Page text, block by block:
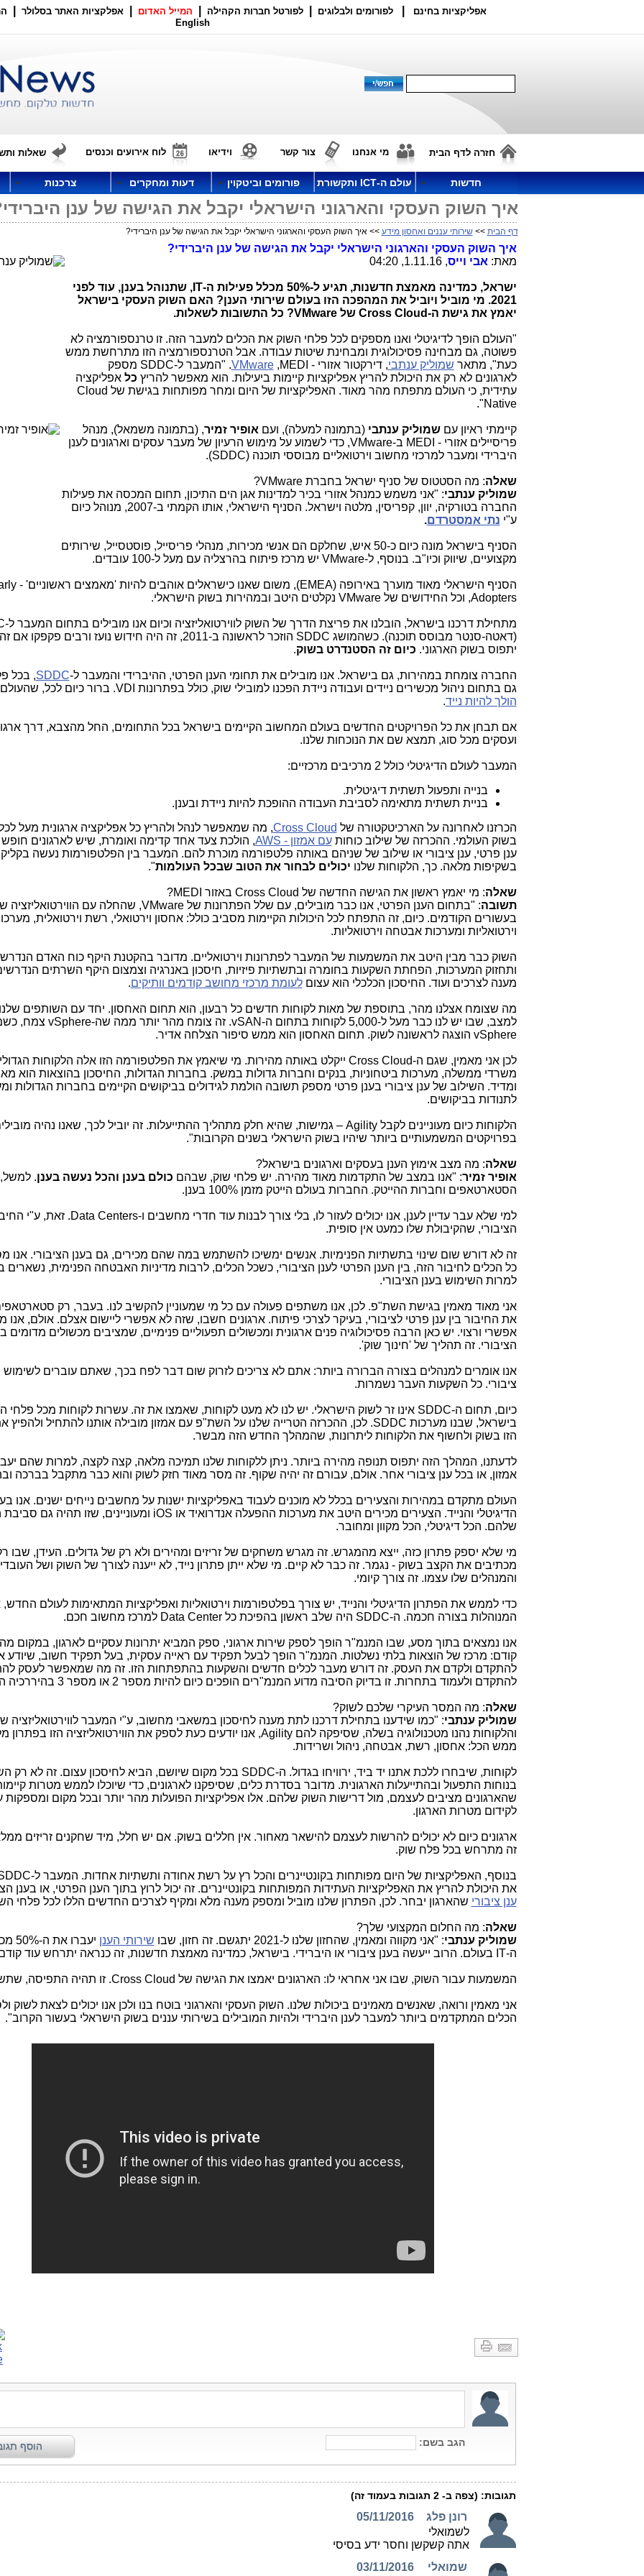
אפליקציות בחינם לפורומים ולבלוגים לפורטל חברות הקהילה המייל האדום אפלקציות האתר בסלולר
English
חזרה לדף הבית מי אנחנו צור קשר וידיאו לוח אירועים וכנסים שאלות
חדשות עולם ה-ICT ותקשורת פורומים וביטקוין דעות ומחקרים צרכנות
איך השוק העסקי והארגוני הישראלי יקבל את הגישה של ענן
דף הבית >>שירותי עננים ואחסון מידע >> איך השוק העסקי והארגוני הישראלי יקבל את הגישה של ענן היברידי?
איך השוק העסקי והארגוני הישראלי יקבל את הגישה של ענן היברידי?
מאת: אבי וייס, 1.11.16, 04:20
ישראל, כמדינה מאמצת חדשנות, תגיע ל-50% מכלל פעילות ה- IT
,שתנוהל בענן, עוד לפני
2021. מי מוביל ויוביל את המהפכה הזו בעולם שירותי הענן? האם השוק העסקי בישראל
יאמץ את גישת ה-Cross Cloud שלVMware? כל התשובות לשאלות.
"העולם הופך לדיגיטלי ואנו מספקים לכל פלחי השוק את הכלים למעבר הזה. זו טרנספורמציה לא
פשוטה, גם מבחינה פסיכולוגית ומבחינת שיטות עבודה. אבל הטרנספורמציה הזו מתרחשת ממש
כעת", מתאר שמוליק ענתבי, דירקטור אזורי - MEDI
,
VMware. "המעבר ל-SDDC מספק
לארגונים לא רק את היכולת להריץ אפליקציות קיימות ביעילות. הוא מאפשר להריץ כל אפליקציה
עתידית, כי העולם מתפתח מהר מאוד. האפליקציות של היום ומחר מפותחות בגישת של Cloud
Native
".
קיימתי ראיון עםשמוליק ענתבי (בתמונה למעלה), ועם אופיר זמיר, (בתמונה משמאל), מנהל
פריסיילים אזורי - MEDI ב-VMware, כדי לשמוע על מימוש הרעיון של מעבר עסקים וארגונים לענן
היברידי ומעבר למרכזי מחשוב וירטואליים מבוססי תוכנה (SDDC
).
שאלה: מה הסטטוס של סניף ישראל בחברתVMware
?
שמוליק ענתבי: "אני משמש כמנהל אזורי בכיר למדינות אגן הים התיכון, תחום המכסה את פעילות
החברה בטורקיה, יוון, קפריסין, מלטה וישראל.
הסניף הישראלי, אותו הקמתי ב-2007, מנוהל כיום
ע"י נתי אמסטרדם.
הסניף בישראל מונה כיום כ-50 איש, שחלקם הם אנשי מכירות, מנהלי פריסייל, פוסטסייל, שירותים
מקצועיים, שיווק וכיו"ב. בנוסף, ל-VMware יש מרכז פיתוח בהרצליה עם מעל ל-100 עובדים.
הסניף הישראלי מאוד מוערך באירופה (EMEA), משום שאנו כישראלים אוהבים להיות 'מאמצים ראשוניים' -
Adopters, וכל החידושים שלVMware נקלטים היטב ובמהירות בשוק הישראלי.
מתחילת דרכנו בישראל, הובלנו את פריצת הדרך של השוק לווירטואליזציה וכיום אנו מובילים בתחום המעבר ל-
(דאטה-סנטר מבוסס תוכנה). כשהמושג SDDC
הוזכר לראשונה ב-2011, זה היה חידוש נועז ורבים פקפקו
יתפוס בשוק הארגוני. כיום זה הסטנדרט בשוק.
החברה צומחת במהירות, גם בישראל. אנו מובילים את תחומי הענן הפרטי, ההיברידי והמעבר ל-SDDC, בכל
גם בתחום ניהול מכשירים ניידים ועבודה ניידת הפכנו למובילי שוק, כולל בפתרונות VDI. ברור כיום לכל, שהעולם
הולך להיות נייד.
אם תבחן את כל הפרויקטים החדשים בעולם המחשוב הקיימים בישראל בכל התחומים, החל מהצבא, דרך
ועסקים מכל סוג, תמצא שם את הנוכחות שלנו.
המעבר לעולם הדיגיטלי כולל 2 מרכיבים מרכזיים:
בנייה ותפעול תשתית דיגיטלית.
בניית תשתית מתאימה לסביבת העבודה ההופכת להיות ניידת ובענן.
הכרזנו לאחרונה על הארכיטקטורה של Cross Cloud, מה שמאפשר לנהל ולהריץ כל אפליקציה ארגונית מעל לכל
בשוק העולמי. ההכרזה של שילוב כוחותעם אמזון - AWS, הולכת צעד אחד קדימה ואומרת, שיש לארגונים חופש
ענן פרטי, ענן ציבורי או שילוב של שניהם באותה פלטפורמה מוכרת להם. המעבר בין הפלטפורמות נעשה
בשקיפות מלאה. כך, הלקוחות שלנו יכולים לבחור את הטוב שבכל העולמות".
שאלה: מי יאמץ ראשון את הגישה החדשה של Cross Cloud באזור MEDI
?
תשובה: "בתחום הענן הפרטי, אנו כבר מובילים, עם שלל הפתרונות שלVMware, שהחלה עם הווירטואליזציה
בעשורים הקודמים. כיום, זה התפתח לכל היכולות הקיימות מסביב כולל: אחסון וירטואלי, רשת וירטואלית,
וירטואליות ומערכות אבטחה וירטואליות.
השוק כבר מבין היטב את המשמעות של המעבר לפתרונות וירטואליים. מדובר בהקטנת היקף כוח האדם
ותחזוק המערכות, הפחתת השקעות בחומרה ובתשתיות פיזיות, חיסכון באנרגיה וצמצום היקף השרתים
מענה לצרכים ועוד. החיסכון הכלכלי הוא עצוםלעומת מרכזי מחושב קודמים וותיקים.
מה שצומח אצלנו מהר, בתוספת של מאות לקוחות חדשים כל רבעון, הוא תחום האחסון. יחד עם השותפים שלנו
למצב, שבו יש לנו כבר מעל ל-5,000 לקוחות בתחום ה-
vSAN. זה צומח מהר יותר ממה שה-vSphere צמח,
vSphere הוצגה לראשונה לשוק. תחום האחסון הוא ממש סיפור הצלחה אדיר.
לכן אני מאמין, שגם ה-Cross Cloud ייקלט באותה מהירות. מי שיאמץ את הפלטפורמה הזו אלה הלקוחות
משרדי ממשלה, מערכות ביטחוניות, בנקים וחברות גדולות במשק. בחברות הגדולות, החיסכון בהוצאות הוא
ומדיד. השילוב של ענן ציבורי בענן פרטי מספק תשובה הולמת לגידולים בביקושים הקיימים בחברות הגדולות
לתנודות בביקושים.
הלקוחות כיום מעוניינים לקבלAgility – גמישות, שהיא חלק מתהליך ההתייעלות. זה יוביל לכך, שאנו נהיה
בפרויקטים המשמעותיים ביותר שיהיו בשוק הישראלי בשנים הקרובות".
שאלה: מה מצב אימוץ הענן בעסקים וארגונים בישראל?
אופיר זמיר: "אנו במצב של התקדמות מאוד מהירה. יש פלחי שוק, שבהם כולם בענן והכל נעשה בענן.
הסטארטאפים וחברות ההייטק. החברות בעולם הייטק מזמן 100% בענן.
למי שלא עבר עדיין לענן, אנו יכולים לעזור לו, בלי צורך לבנות עוד חדרי מחשבים ו-Data Centers. זאת, ע"י
הציבורי, שהקיבולת שלו כמעט אין סופית.
זה לא דורש שום שינוי בתשתיות הפנימיות. אנשים ימשיכו להשתמש במה שהם מכירים, גם בענן הציבורי. אנו
כל הכלים לחיבור הזה, בין הענן הפרטי לענן הציבורי, כשכל הכלים, לרבות מדיניות האבטחה הפנימית, נשארים
למרות השימוש בענן הציבורי.
אני מאוד מאמין בגישת השת"פ. לכן, אנו משתפים פעולה עם כל מי שמעוניין להקשיב לנו. בעבר, רק
את החיבור בין ענן פרטי לציבורי, בעיקר לצרכי פיתוח. ארגונים חשבו, שזה לא אפשרי ליישום אצלם. אולם, אנו
אפשרי ורצוי. יש כאן הרבה פסיכולוגיה פנים ארגונית ומכשולים תפעוליים פנימיים, שמציבים מכשולים מדומים
הציבורי. זה תהליך של 'חינוך שוק'.
אנו אומרים למנהלים בצורה הברורה ביותר: אתם לא צריכים לזרוק שום דבר לפח בכך, שאתם עוברים לשימוש
ציבורי. כל השקעות העבר נשמרות.
כיום, תחום ה-SDDC אינו זר לשוק הישראלי. יש לנו לא מעט לקוחות, שאמצו את זה. עשרות לקוחות מכל פלחי
בישראל, שבנו מערכות SDDC. לכן, ההכרזה הטרייה שלנו על השת"פ עם אמזון מובילה אותנו להתחיל ולהפיץ
הזו בשוק ולחשוף את הלקוחות ליתרונות, שהמהלך החדש הזה מבשר.
לדעתנו, המהלך הזה יתפוס תנופה מהירה ביותר. ניתן ללקוחות שלנו תמיכה מלאה, קצה לקצה, למרות שהם
אמזון, או בכל ענן ציבורי אחר. אולם, עבורם זה יהיה שקוף. זה מסר מאוד חזק לשוק והוא כבר מתקבל בברכה
העולם מתקדם במהירות והצעירים בכלל לא מוכנים לעבוד באפליקציות ישנות על מחשבים נייחים ישנים. אנו
הדיגיטלי והנייד. הצעירים מכירים היטב את מערכות ההפעלה אנדרואיד או iOS ומעוניינים, שזו תהיה גם
שלהם. הכל דיגיטלי, הכל מקוון ומחובר.
מי שלא יספק פתרון כזה, ייצא מהמגרש. זה מגרש משחקים של זריזים ומהירים ולא רק של גדולים. העידן, שבו
מכתיבים את הקצב בשוק - נגמר. זה כבר לא קיים. מי שלא ייתן פתרון נייד, לא ייענה לצורך של השוק ושל
והמנהלים שלו עצמו. זה צורך קיומי.
כדי לממש את הפתרון הדיגיטלי והנייד, יש צורך בפלטפורמות וירטואליות ואפליקציות המתאימות לעולם החדש,
המנוהלות בצורה חכמה. ה-SDDC היה שלב ראשון בהפיכת כלData Center למרכז מחשוב חכם.
אנו נמצאים בתוך מסע, שבו המנמ"ר הופך לספק שירות ארגוני, ספק המביא יתרונות עסקיים לארגון, במקום
קודם: מרכז של הוצאות בלתי נשלטות. המנמ"ר הופך לבעל תפקיד עם ראייה עסקית, בעל תפקיד חשוב, שיודע
להתקדם ולקדם את העסק. זה דורש מעבר לכלים חדשים והשקעות בהתפתחות הזו. זה מה שמאפשר לעסק
להתקדם ולעמוד בתחרות. זו בדיוק הסיבה מדוע המנמ"רים הופכים כיום להיות מספר 2 או מספר 3 בהיררכיה הארגונית".
שאלה: מה המסר העיקרי שלכם לשוק?
שמוליק ענתבי: "כמו שידענו בתחילת דרכנו לתת מענה לחיסכון במשאבי מחשוב, ע"י המעבר לווירטואליזציה
והלקוחות נהנו מטכנולוגיה בשלה, שסיפקה להםAgility, אנו יודעים כעת לספק את הווירטואליזציה הזו בפתרון
ממש הכל: אחסון, רשת, אבטחה, ניהול ושרידות.
לקוחות, שיבחרו ללכת אתנו יד ביד, ירוויחו בגדול. ה-SDDC בכל מקום שיושם, הביא לחיסכון עצום. זה לא רק
בנוחות התפעול ובהתייעלות הארגונית. מדובר בסדרת כלים, שסיפקנו לארגונים, כדי שיוכלו לממש מטרות
שהארגונים מציבים לעצמם, מול דרישות השוק שלהם. אלו אפליקציות הפועלות מהר יותר ובכל מקום
לקידום מטרות הארגון.
ארגונים כיום לא יכולים להרשות לעצמם להישאר מאחור. אין חללים בשוק. אם יש חלל, מיד שחקנים זריזים
זה מתרחש בכל פלח שוק.
בנוסף, האפליקציות של היום מפותחות בקונטיינרים והכל רץ על רשת אחודה ותשתיות אחדות. המעבר ל-
את היכולת להריץ את האפליקציות העתידות המפותחות בקונטיינרים. זה יכול לרוץ בתוך הענן הפרטי, או בענן
ענן ציבורי שהארגון יבחר. לכן, הפתרון שלנו מוביל ומספק מענה מלא ומקיף לצרכים החדשים הללו לכל פלחי
שאלה: מה החלום המקצועי שלך?
שמוליק ענתבי: "אני מקווה ומאמין, שהחזון שלנו ל-2021 יתגשם. זה חזון, שבו שירותי הענן
ה-IT בעולם. הרוב ייעשה בענן ציבורי או היברידי. בישראל, כמדינה מאמצת חדשנות, זה כנראה יתרחש עוד קודם ל-
המשמעות עבור השוק, שבו אני אחראי לו: הארגונים יאמצו את הגישה של Cross Cloud. זו תהיה התפיסה,
אני מאמין ורואה, שאנשים מאמינים ביכולות שלנו. השוק העסקי והארגוני בוטח בנו ולכן אנו יכולים לצאת לשוק
הכלים המתקדמים ביותר למעבר לענן היברידי ולהיות המובילים בשירותי עננים בשוק הישראלי בעשור הקרוב".